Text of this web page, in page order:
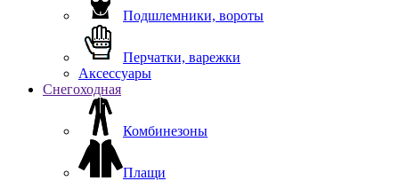
Подшлемники, вороты
Перчатки, варежки
Аксессуары
Снегоходная
Комбинезоны
Плащи